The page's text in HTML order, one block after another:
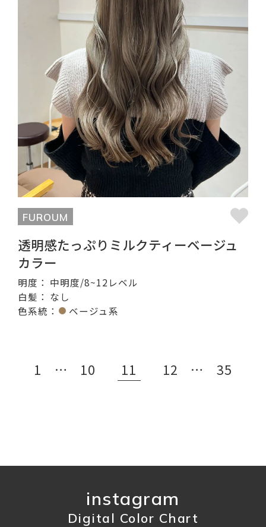
FUROUM
透明感たっぷりミルクティーベージュ
カラー
明度： 中明度/8~12レベル
白髪： なし
色系統：
ベージュ系
1 … 10 11 12 … 35
instagram
Digital Color Chart